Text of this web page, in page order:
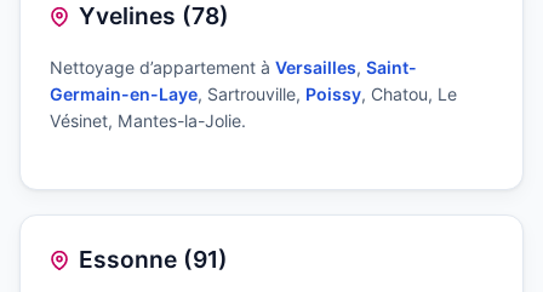
Yvelines (78)
Nettoyage d’appartement à Versailles, Saint-
Germain-en-Laye, Sartrouville, Poissy, Chatou, Le
Vésinet, Mantes-la-Jolie.
Essonne (91)